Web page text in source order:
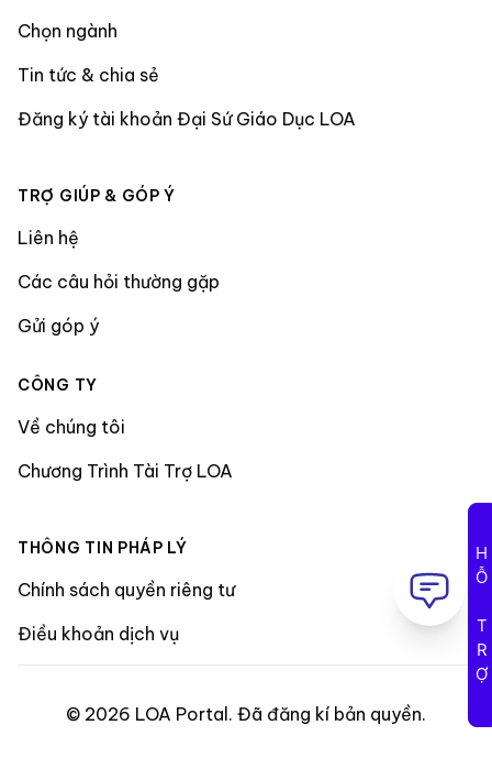
Chọn ngành
Tin tức & chia sẻ
Đăng ký tài khoản Đại Sứ Giáo Dục LOA
TRỢ GIÚP & GÓP Ý
Liên hệ
Các câu hỏi thường gặp
Gửi góp ý
CÔNG TY
Về chúng tôi
Chương Trình Tài Trợ LOA
THÔNG TIN PHÁP LÝ
Chính sách quyền riêng tư
Điều khoản dịch vụ
© 2026 LOA Portal . Đã đăng kí bản quyền.
HỖ TRỢ